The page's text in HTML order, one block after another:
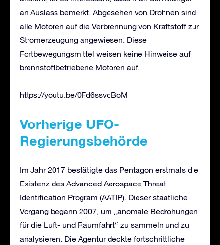
an Auslass bemerkt. Abgesehen von Drohnen sind
alle Motoren auf die Verbrennung von Kraftstoff zur
Stromerzeugung angewiesen. Diese
Fortbewegungsmittel weisen keine Hinweise auf
brennstoffbetriebene Motoren auf.
https://youtu.be/0Fd6ssvcBoM
Vorherige UFO-
Regierungsbehörde
Im Jahr 2017 bestätigte das Pentagon erstmals die
Existenz des Advanced Aerospace Threat
Identification Program (AATIP). Dieser staatliche
Vorgang begann 2007, um „anomale Bedrohungen
für die Luft- und Raumfahrt“ zu sammeln und zu
analysieren. Die Agentur deckte fortschrittliche